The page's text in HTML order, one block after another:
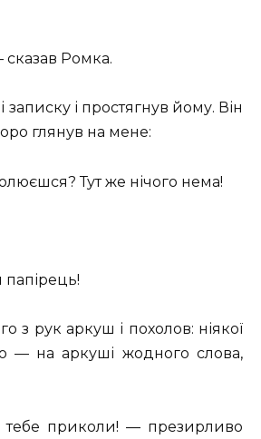
Ромка.
записку і простягнув йому. Він
глянув на мене:
Тут же нічого нема!
з рук аркуш і похолов: ніякої
— на аркуші жодного слова,
приколи! — презирливо